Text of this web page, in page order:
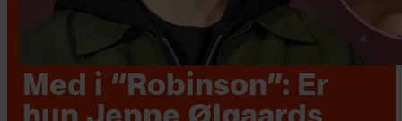
Med i “Robinson”: Er